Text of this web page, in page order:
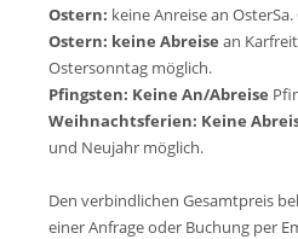
Ostern: keine Anreise an
Ostern: keine Abreise an
Ostersonntag möglich.
Pfingsten: Keine An/Abreise
Weihnachtsferien: Keine
und Neujahr möglich.
Den verbindlichen Gesamtpreis
einer Anfrage oder Buchung per